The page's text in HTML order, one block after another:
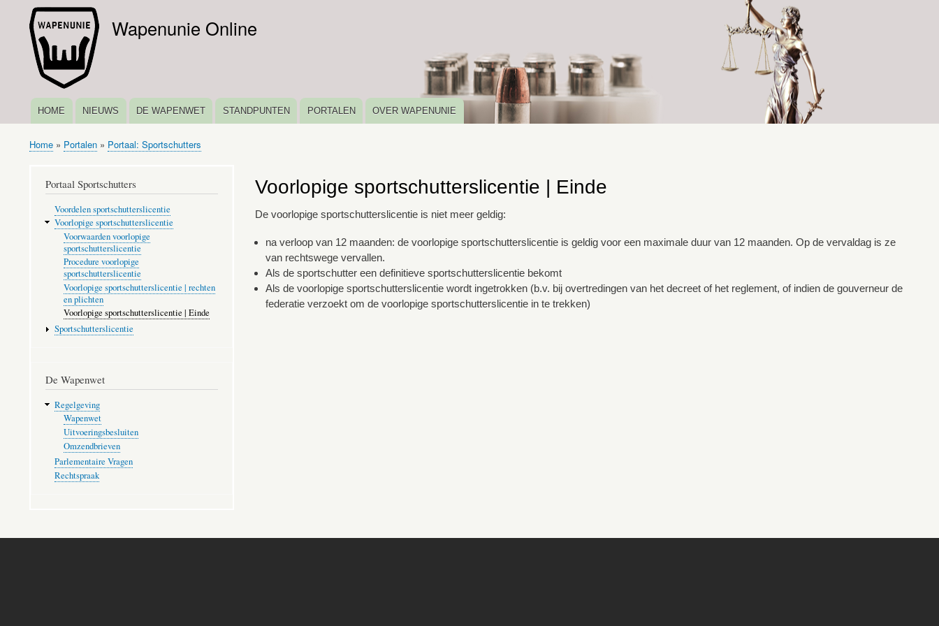
inhoud
gaan
Wapenunie Online
HOOFDNAVIGATIE
HOME NIEUWS DE WAPENWET STANDPUNTEN PORTALEN OVER WAPENUNIE
Kruimelpad
Home Portalen Portaal: Sportschutters
Voorlopige sportschutterslicentie | Einde
De voorlopige sportschutterslicentie is niet meer geldig:
na verloop van 12 maanden: de voorlopige sportschutterslicentie is geldig voor een maximale duur van 12 maanden. Op de vervaldag is ze
van rechtswege vervallen.
Als de sportschutter een definitieve sportschutterslicentie bekomt
Als de voorlopige sportschutterslicentie wordt ingetrokken (b.v. bij overtredingen van het decreet of het reglement, of indien de gouverneur de
federatie verzoekt om de voorlopige sportschutterslicentie in te trekken)
Portaal Sportschutters
Voordelen sportschutterslicentie
Voorlopige sportschutterslicentie
Voorwaarden voorlopige
sportschutterslicentie
Procedure voorlopige
sportschutterslicentie
Voorlopige sportschutterslicentie | rechten
en plichten
Voorlopige sportschutterslicentie | Einde
Sportschutterslicentie
De Wapenwet
Regelgeving
Wapenwet
Uitvoeringsbesluiten
Omzendbrieven
Parlementaire Vragen
Rechtspraak